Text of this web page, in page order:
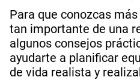
Para que conozcas
tan importante de una
algunos consejos
ayudarte a planificar
de vida realista y